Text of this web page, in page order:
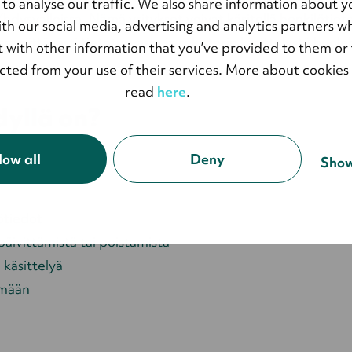
our social media, advertising and analytics partners
with other information that you’ve provided to them
from your use of their services. More about cookies
read here.
all Deny
Nämä yritykset voivat käsitellä
riittävästi tietoturvasta ja rekisterin käsittelystä
on?
tai poistamista